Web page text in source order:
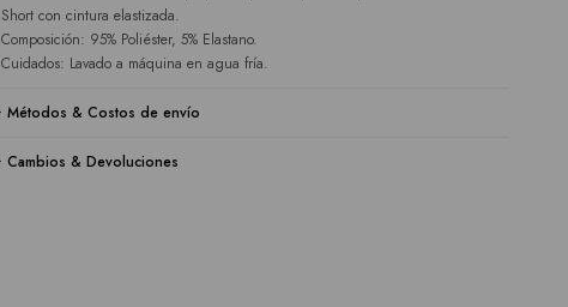
Short con cintura elastizada.
Composición: 95% Poliéster, 5% Elastano.
Cuidados: Lavado a máquina en agua fría.
Métodos & Costos de envío
Cambios & Devoluciones